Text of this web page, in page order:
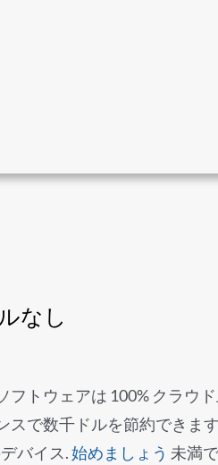
なし
フトウェアは 100% クラウ
スで数千ドルを節約できま
バイス.始めましょう 未満